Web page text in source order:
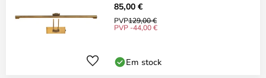
85,00 €
PVP129,00 €
PVP -44,00 €
Em stock